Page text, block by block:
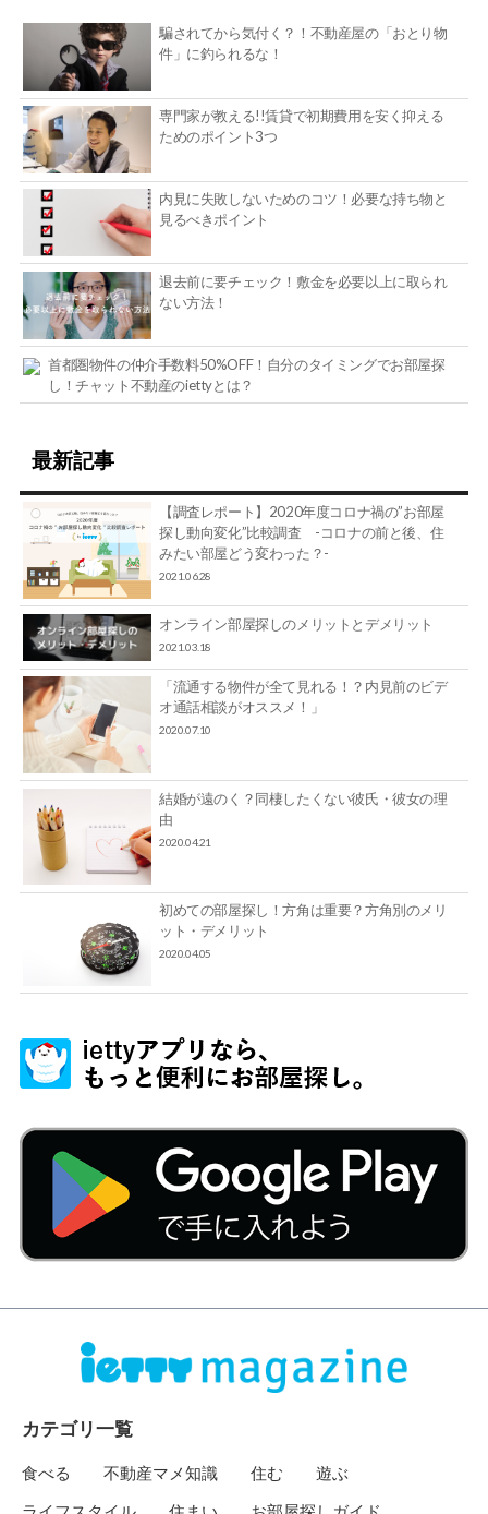
騙されてから気付く？！不動産屋の「おとり物
件」に釣られるな！
専門家が教える!!賃貸で初期費用を安く抑える
ためのポイント3つ
内見に失敗しないためのコツ！必要な持ち物と
見るべきポイント
退去前に要チェック！敷金を必要以上に取られ
ない方法！
首都圏物件の仲介手数料50%OFF！自分のタイミングでお部屋探
し！チャット不動産のiettyとは？
最新記事
【調査レポート】2020年度コロナ禍の”お部屋
探し動向変化”比較調査 -コロナの前と後、住
みたい部屋どう変わった？-
2021.06.28
オンライン部屋探しのメリットとデメリット
2021.03.18
「流通する物件が全て見れる！？内見前のビデ
オ通話相談がオススメ！」
2020.07.10
結婚が遠のく？同棲したくない彼氏・彼女の理
由
2020.04.21
初めての部屋探し！方角は重要？方角別のメリ
ット・デメリット
2020.04.05
カテゴリ一覧
食べる 不動産マメ知識 住む
遊ぶ